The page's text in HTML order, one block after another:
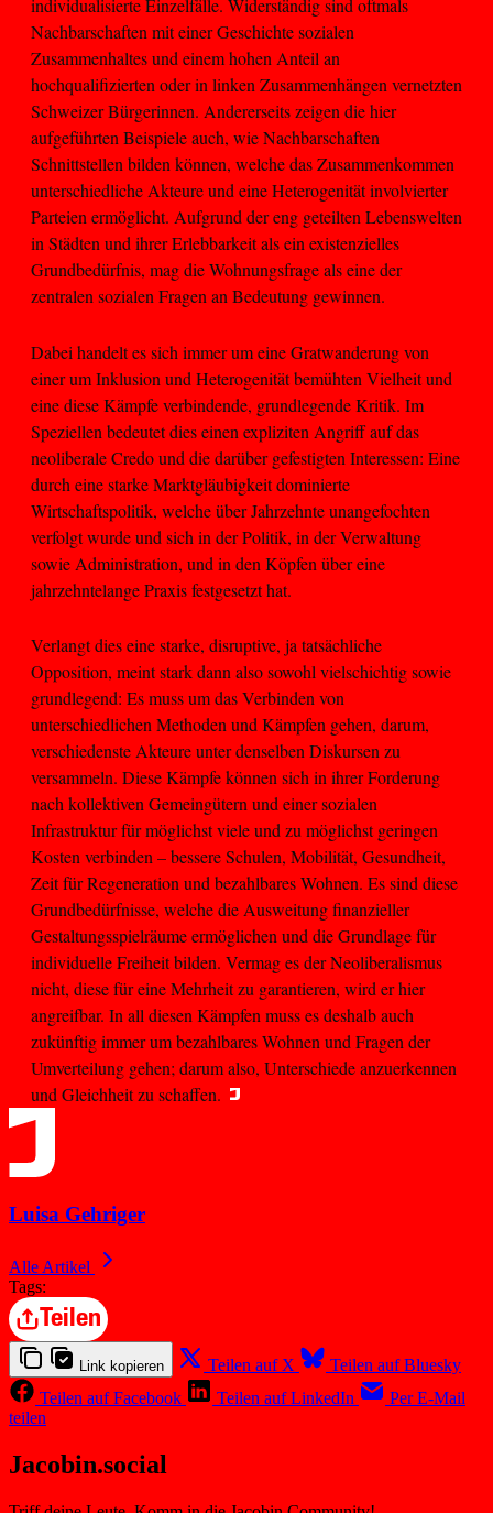
individualisierte Einzelfälle. Widerständig sind oftmals
Nachbarschaften mit einer Geschichte sozialen
Zusammenhaltes und einem hohen Anteil an
hochqualifizierten oder in linken Zusammenhängen vernetzten
Schweizer Bürgerinnen. Andererseits zeigen die hier
aufgeführten Beispiele auch, wie Nachbarschaften
Schnittstellen bilden können, welche das Zusammenkommen
unterschiedliche Akteure und eine Heterogenität involvierter
Parteien ermöglicht. Aufgrund der eng geteilten Lebenswelten
in Städten und ihrer Erlebbarkeit als ein existenzielles
Grundbedürfnis, mag die Wohnungsfrage als eine der
zentralen sozialen Fragen an Bedeutung gewinnen.
Dabei handelt es sich immer um eine Gratwanderung von
einer um Inklusion und Heterogenität bemühten Vielheit und
eine diese Kämpfe verbindende, grundlegende Kritik. Im
Speziellen bedeutet dies einen expliziten Angriff auf das
neoliberale Credo und die darüber gefestigten Interessen: Eine
durch eine starke Marktgläubigkeit dominierte
Wirtschaftspolitik, welche über Jahrzehnte unangefochten
verfolgt wurde und sich in der Politik, in der Verwaltung
sowie Administration, und in den Köpfen über eine
jahrzehntelange Praxis festgesetzt hat.
Verlangt dies eine starke, disruptive, ja tatsächliche
Opposition, meint stark dann also sowohl vielschichtig sowie
grundlegend: Es muss um das Verbinden von
unterschiedlichen Methoden und Kämpfen gehen, darum,
verschiedenste Akteure unter denselben Diskursen zu
versammeln. Diese Kämpfe können sich in ihrer Forderung
nach kollektiven Gemeingütern und einer sozialen
Infrastruktur für möglichst viele und zu möglichst geringen
Kosten verbinden – bessere Schulen, Mobilität, Gesundheit,
Zeit für Regeneration und bezahlbares Wohnen. Es sind diese
Grundbedürfnisse, welche die Ausweitung finanzieller
Gestaltungsspielräume ermöglichen und die Grundlage für
individuelle Freiheit bilden. Vermag es der Neoliberalismus
nicht, diese für eine Mehrheit zu garantieren, wird er hier
angreifbar. In all diesen Kämpfen muss es deshalb auch
zukünftig immer um bezahlbares Wohnen und Fragen der
Umverteilung gehen; darum also, Unterschiede anzuerkennen
und Gleichheit zu schaffen.
Luisa Gehriger
Alle Artikel
Tags:
Teilen
Link kopieren Teilen auf X
Teilen auf Bluesky
Teilen auf Facebook
Teilen auf LinkedIn
Per E-Mail
teilen
Jacobin.social